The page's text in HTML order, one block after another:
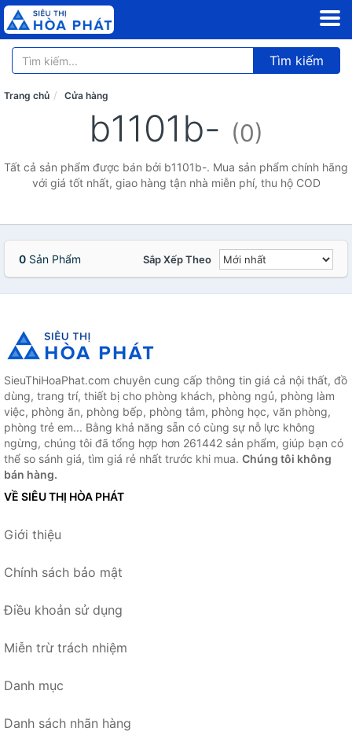
Tìm kiếm
Trang chủ Cửa hàng
b1101b- (0)
Tất cả sản phẩm được bán bởi b1101b-. Mua sản phẩm chính hãng
với giá tốt nhất, giao hàng tận nhà miễn phí, thu hộ COD
0 Sản Phẩm Sắp Xếp Theo
SieuThiHoaPhat.com chuyên cung cấp thông tin giá cả nội thất, đồ
dùng, trang trí, thiết bị cho phòng khách, phòng ngủ, phòng làm
việc, phòng ăn, phòng bếp, phòng tắm, phòng học, văn phòng,
phòng trẻ em... Bằng khả năng sẵn có cùng sự nỗ lực không
ngừng, chúng tôi đã tổng hợp hơn 261442 sản phẩm, giúp bạn có
thể so sánh giá, tìm giá rẻ nhất trước khi mua. Chúng tôi không
bán hàng.
VỀ SIÊU THỊ HÒA PHÁT
Giới thiệu
Chính sách bảo mật
Điều khoản sử dụng
Miễn trừ trách nhiệm
Danh mục
Danh sách nhãn hàng